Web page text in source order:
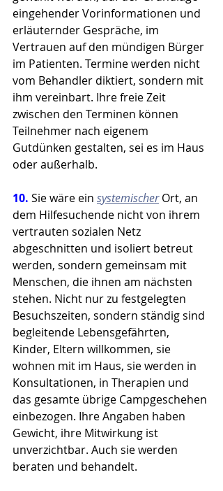
eingehender Vorinformationen und
erläuternder Gespräche, im
Vertrauen auf den mündigen Bürger
im Patienten. Termine werden nicht
vom Behandler diktiert, sondern mit
ihm vereinbart. Ihre freie Zeit
zwischen den Terminen können
Teilnehmer nach eigenem
Gutdünken gestalten, sei es im Haus
oder außerhalb.
10. Sie wäre ein systemischer Ort, an
dem Hilfesuchende nicht von ihrem
vertrauten sozialen Netz
abgeschnitten und isoliert betreut
werden, sondern gemeinsam mit
Menschen, die ihnen am nächsten
stehen. Nicht nur zu festgelegten
Besuchszeiten, sondern ständig sind
begleitende Lebensgefährten,
Kinder, Eltern willkommen, sie
wohnen mit im Haus, sie werden in
Konsultationen, in Therapien und
das gesamte übrige Campgeschehen
einbezogen. Ihre Angaben haben
Gewicht, ihre Mitwirkung ist
unverzichtbar. Auch sie werden
beraten und behandelt.